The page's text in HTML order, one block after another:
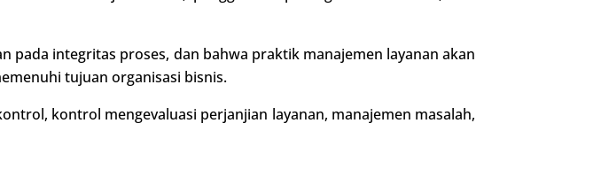
integritas proses, dan bahwa praktik manajemen layanan akan
tujuan organisasi bisnis.
kontrol mengevaluasi perjanjian layanan, manajemen masalah,